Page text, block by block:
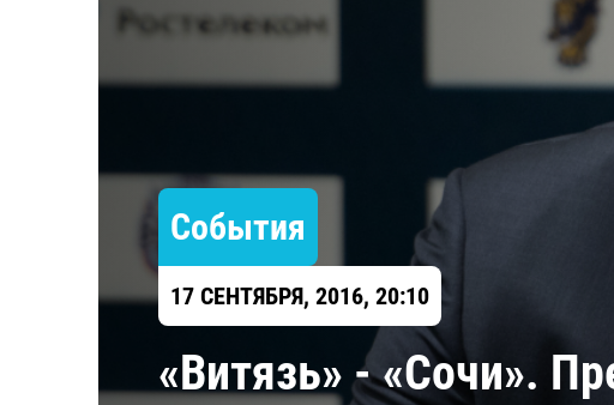
ЦСКА
События
17 СЕНТЯБРЯ, 2016, 20:10
«Витязь» - «Сочи».